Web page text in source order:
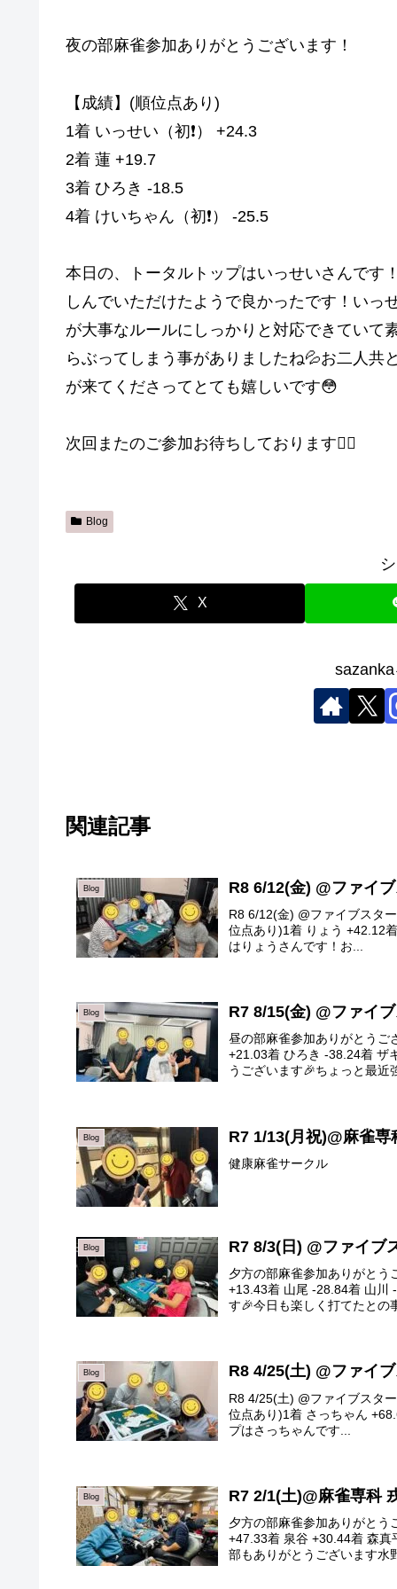
夜の部麻雀参加ありがとうございます！
【成績】(順位点あり)
1着 いっせい（初❗️） +24.3
2着 蓮 +19.7
3着 ひろき -18.5
4着 けいちゃん（初❗️） -25.5
本日の、トータルトップはいっせいさんです
しんでいただけたようで良かったです！い
が大事なルールにしっかりと対応できていて
らぶってしまう事がありましたね💦お二人共
が来てくださってとても嬉しいです😳
次回またのご参加お待ちしております🙇‍♀️
Blog
X
関連記事
Blog R8 6/12(金) @ファイ
R8 6/12(金) @ファイブスタ
位点あり)1着 りょう +42.12
はりょうさんです！お...
Blog R7 8/15(金) @ファイ
昼の部麻雀参加ありがとう
+21.03着 ひろき -38.24着 ザ
うございます🎉ちょっと最近
Blog R7 1/13(月祝)@麻雀専
健康麻雀サークル
Blog R7 8/3(日) @ファイブ
夕方の部麻雀参加ありがと
+13.43着 山尾 -28.84着 山川
す🎉今日も楽しく打てたとの
Blog R8 4/25(土) @ファイ
R8 4/25(土) @ファイブスタ
位点あり)1着 さっちゃん
プはさっちゃんです...
Blog R7 2/1(土)@麻雀専科
夕方の部麻雀参加ありがと
+47.33着 泉谷 +30.44着 森
部もありがとうございます水